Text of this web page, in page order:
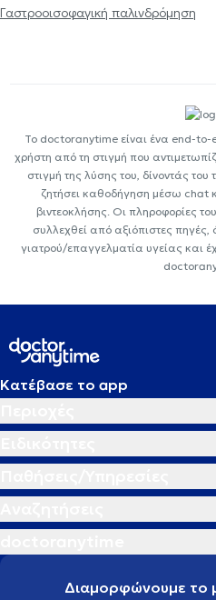
Γαστροοισοφαγική παλινδρόμηση
Το doctoranytime είναι ένα end-to-
χρήστη από τη στιγμή που
στιγμή της λύσης του, δίνοντάς του
ζητήσει καθοδήγηση μέσω chat
βιντεοκλήσης. Οι πληροφορίες
συλλεχθεί από αξιόπιστες
γιατρού/επαγγελματία υγείας και
Κατέβασε το app
Διαμορφώνουμε το